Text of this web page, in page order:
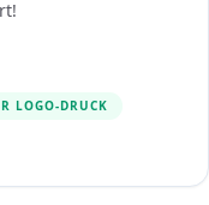
LOGO-DRUCK